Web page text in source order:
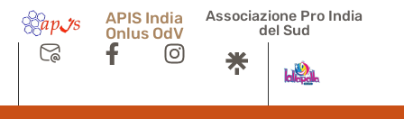
APIS India
Onlus OdV
Associazione Pro India
del Sud